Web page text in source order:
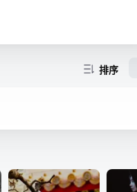
排序